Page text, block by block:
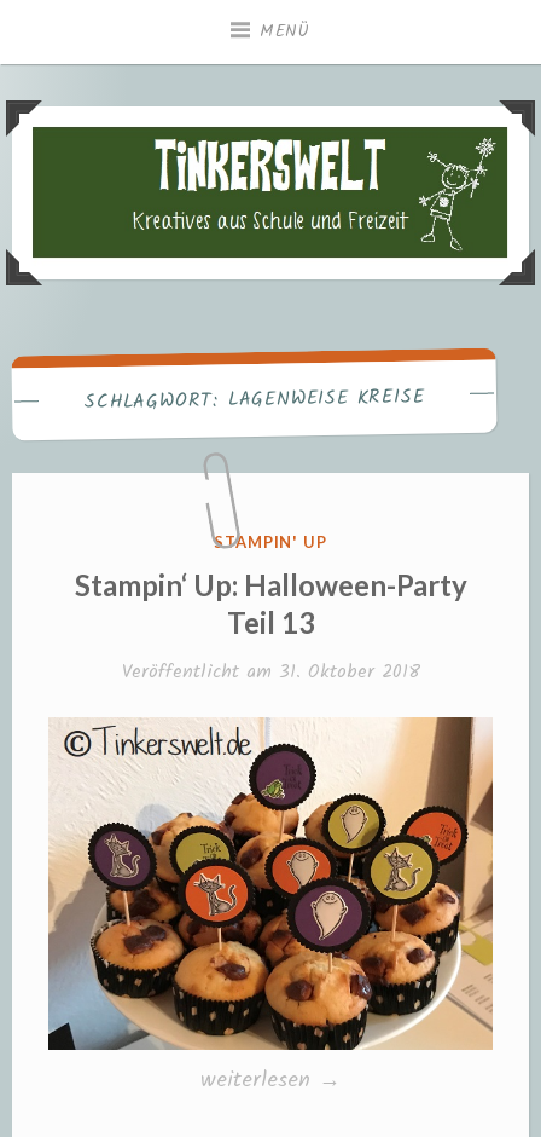
MENÜ
Tinkerswelt – Kreatives aus
Freizeit und Schule
SCHLAGWORT: LAGENWEISE KREISE
VERÖFFENTLICHT
STAMPIN' UP
Stampin‘ Up: Halloween-Party
Teil 13
Veröffentlicht am 31. Oktober 2018
„Stampin‘
weiterlesen →